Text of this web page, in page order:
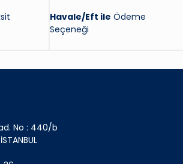
Havale/Eft ile Ödeme
Seçeneği
No : 440/b